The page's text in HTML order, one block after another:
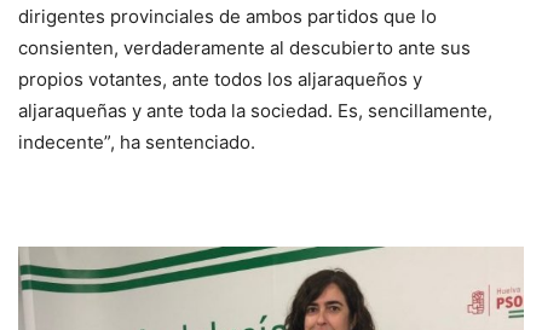
dirigentes provinciales de ambos partidos que lo
consienten, verdaderamente al descubierto ante sus
propios votantes, ante todos los aljaraqueños y
aljaraqueñas y ante toda la sociedad. Es, sencillamente,
indecente”, ha sentenciado.